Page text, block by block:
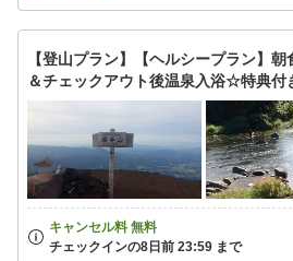
【登山プラン】【ヘルシープラン】
＆チェックアウト後温泉入浴☆特典付